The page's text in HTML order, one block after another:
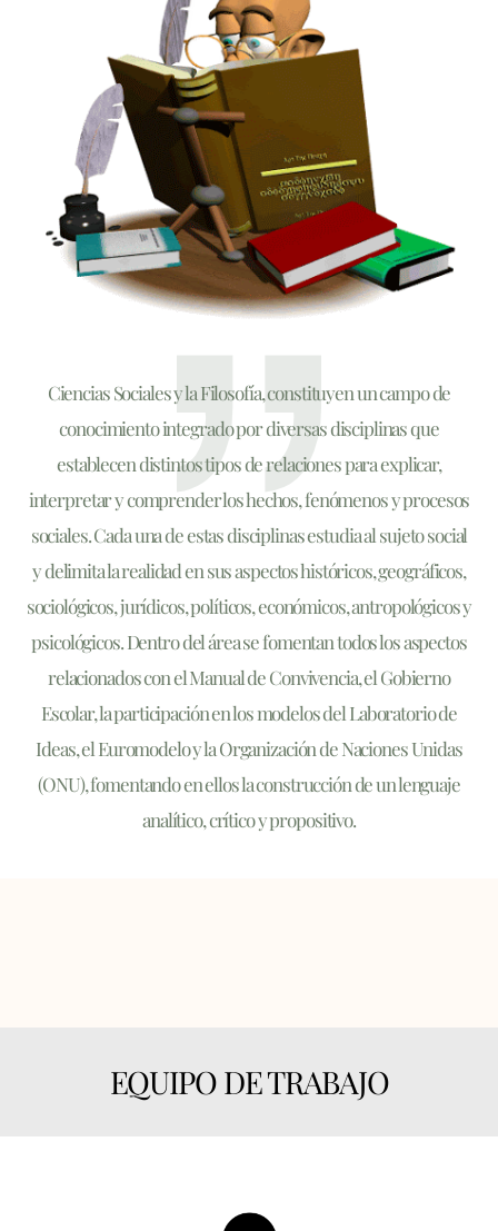
Ciencias Sociales y la Filosofía, constituyen un campo de
conocimiento integrado por diversas disciplinas que
establecen distintos tipos de relaciones para explicar,
interpretar y comprender los hechos, fenómenos y procesos
sociales. Cada una de estas disciplinas estudia al sujeto social
y delimita la realidad en sus aspectos históricos, geográficos,
sociológicos, jurídicos, políticos, económicos, antropológicos y
psicológicos. Dentro del área se fomentan todos los aspectos
relacionados con el Manual de Convivencia, el Gobierno
Escolar, la participación en los modelos del Laboratorio de
Ideas, el Euromodelo y la Organización de Naciones Unidas
(ONU), fomentando en ellos la construcción de un lenguaje
analítico, crítico y propositivo.
EQUIPO DE TRABAJO